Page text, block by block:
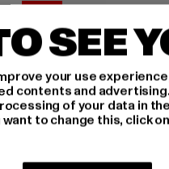
-13%
SEE
your use
contents and
of your data in
to change this, click